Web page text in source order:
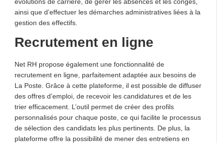
ainsi que d’effectuer les démarches administratives liées à la
gestion des effectifs.
Recrutement en ligne
Net RH propose également une fonctionnalité de
recrutement en ligne, parfaitement adaptée aux besoins de
La Poste. Grâce à cette plateforme, il est possible de diffuser
des offres d’emploi, de recevoir les candidatures et de les
trier efficacement. L’outil permet de créer des profils
personnalisés pour chaque poste, ce qui facilite le processus
de sélection des candidats les plus pertinents. De plus, la
plateforme offre la possibilité de mener des entretiens en